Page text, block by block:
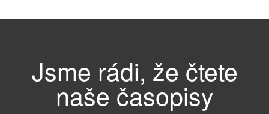
Jsme rádi, že čtete
naše časopisy